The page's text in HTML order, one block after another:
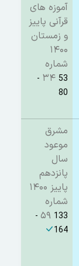
آموزه های
قرآنی پاییز
و زمستان
۱۴۰۰
شماره
۳۴ 53 -
80
مشرق
موعود
سال
پانزدهم
پاییز ۱۴۰۰
شماره
۵۹ 133 -
164